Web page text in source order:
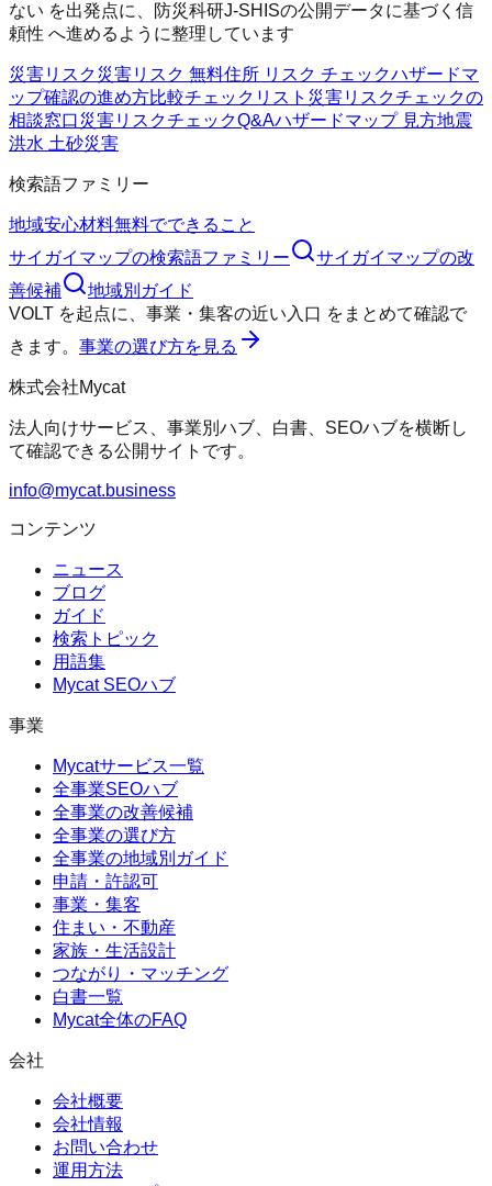
ない を出発点に、防災科研J-SHISの公開データに基づく信
頼性 へ進めるように整理しています
災害リスク災害リスク 無料住所 リスク チェックハザードマ
ップ確認の進め方比較チェックリスト 災害リスクチェックの
相談窓口災害リスクチェックQ&Aハザードマップ 見方地震
洪水 土砂災害
検索語ファミリー
地域安心材料無料でできること
サイガイマップの検索語ファミリー サイガイマップの改
善候補
地域別ガイド
VOLT を起点に、 事業・集客の近い入口 をまとめて確認で
きます。 事業の選び方を見る
株式会社Mycat
法人向けサービス、事業別ハブ、白書、SEOハブを横断し
て確認できる公開サイトです。
info@mycat.business
コンテンツ
ニュース
ブログ
ガイド
検索トピック
用語集
Mycat SEOハブ
事業
Mycatサービス一覧
全事業SEOハブ
全事業の改善候補
全事業の選び方
全事業の地域別ガイド
申請・許認可
事業・集客
住まい・不動産
家族・生活設計
つながり・マッチング
白書一覧
Mycat全体のFAQ
会社
会社概要
会社情報
お問い合わせ
運用方法